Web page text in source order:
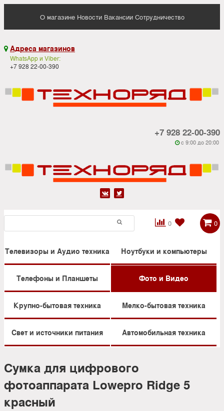
О магазине Новости Вакансии Сотрудничество
 Адреса магазинов
WhatsApp и Viber:
+7 928 22-00-390
+7 928 22-00-390
 c 9:00 до 20:00
 
0

 0
Телевизоры и Аудио техника Ноутбуки и компьютеры
Телефоны и Планшеты Фото и Видео
Крупно-бытовая техника Мелко-бытовая техника
Свет и источники питания Автомобильная техника
Сумка для цифрового
фотоаппарата Lowepro Ridge 5
красный